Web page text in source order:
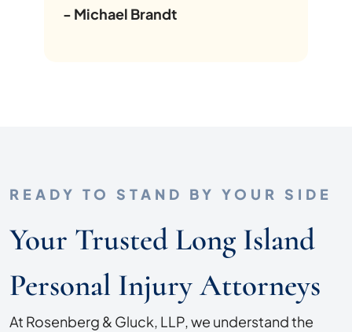
- Michael Brandt
READY TO STAND BY YOUR SIDE
Your Trusted Long Island
Personal Injury Attorneys
At Rosenberg & Gluck, LLP, we understand the